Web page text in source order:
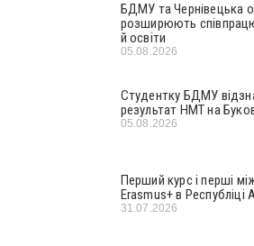
БДМУ та Чернівецька
розширюють
й освіти
05.08.2026
Студентку БДМУ
результат НМТ на
05.08.2026
Перший курс і перші
Erasmus+ в Республіці
31.07.2026